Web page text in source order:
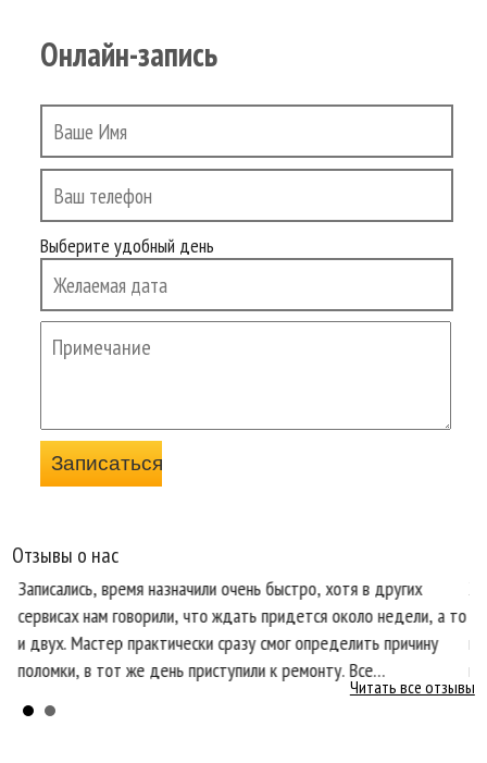
Онлайн-запись
Выберите удобный день
Отзывы о нас
Записались, время назначили очень быстро, хотя в других
сервисах нам говорили, что ждать придется около недели, а то
и двух. Мастер практически сразу смог определить причину
поломки, в тот же день приступили к ремонту. Все
необходимые запчасти оказались в наличии, что очень
порадовало.
Читать все отзывы